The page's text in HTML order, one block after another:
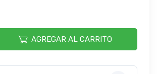
AGREGAR AL CARRITO